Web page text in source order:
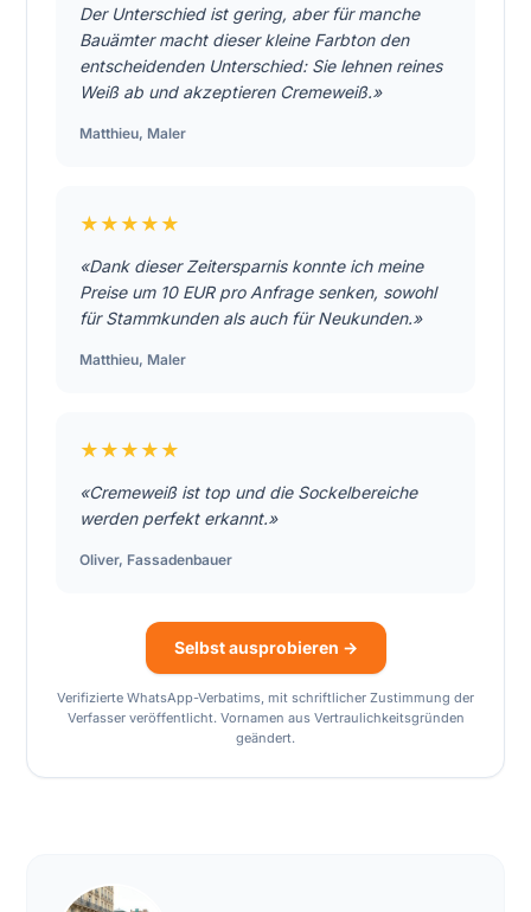
Der Unterschied ist gering, aber für manche
Bauämter macht dieser kleine Farbton den
entscheidenden Unterschied: Sie lehnen reines
Weiß ab und akzeptieren Cremeweiß.»
Matthieu, Maler
★★★★★
«Dank dieser Zeitersparnis konnte ich meine
Preise um 10 EUR pro Anfrage senken, sowohl
für Stammkunden als auch für Neukunden.»
Matthieu, Maler
★★★★★
«Cremeweiß ist top und die Sockelbereiche
werden perfekt erkannt.»
Oliver, Fassadenbauer
Selbst ausprobieren →
Verifizierte WhatsApp-Verbatims, mit schriftlicher Zustimmung der
Verfasser veröffentlicht. Vornamen aus Vertraulichkeitsgründen
geändert.